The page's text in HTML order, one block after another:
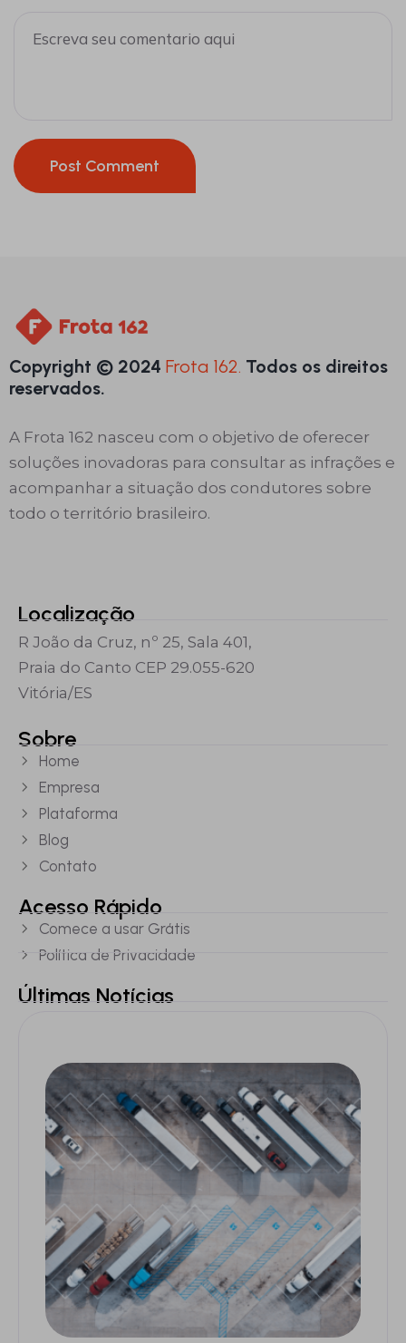
Post Comment
Copyright © 2024 Frota 162. Todos os direitos
reservados.
A Frota 162 nasceu com o objetivo de oferecer
soluções inovadoras para consultar as infrações e
acompanhar a situação dos condutores sobre
todo o território brasileiro.
Localização
R João da Cruz, nº 25, Sala 401,
Praia do Canto CEP 29.055-620
Vitória/ES
Sobre
Home
Empresa
Plataforma
Blog
Contato
Acesso Rápido
Comece a usar Grátis
Política de Privacidade
Últimas Notícias